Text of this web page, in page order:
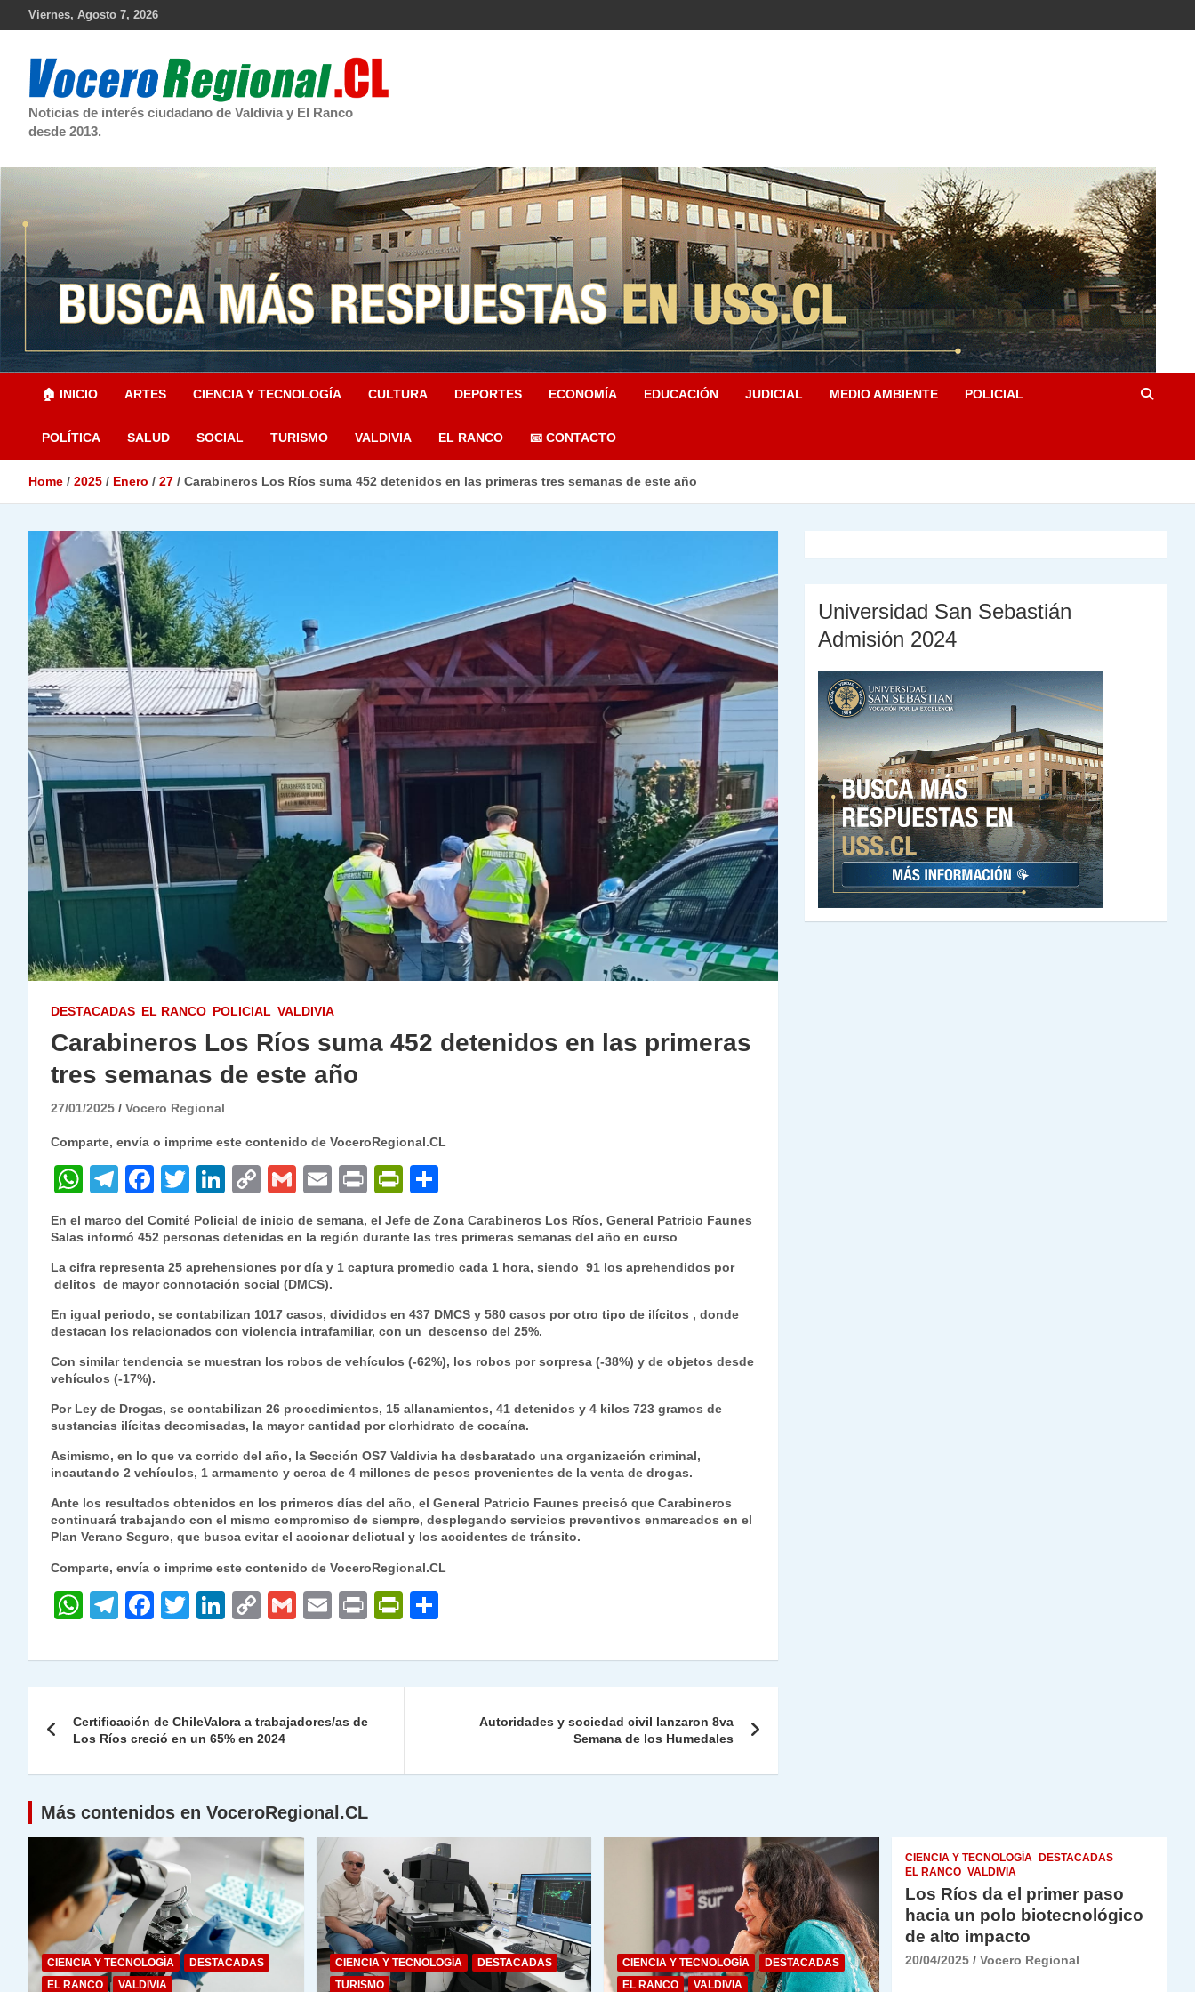
Viernes, Agosto 7, 2026
Noticias de interés ciudadano de Valdivia y El Ranco
desde 2013.
🏠 INICIO ARTES CIENCIA Y TECNOLOGÍA CULTURA DEPORTES ECONOMÍA EDUCACIÓN JUDICIAL MEDIO AMBIENTE POLICIAL
POLÍTICA SALUD SOCIAL TURISMO VALDIVIA EL RANCO 📧 CONTACTO
Home 2025 Enero 27 Carabineros Los Ríos suma 452 detenidos en las primeras tres semanas de este año
DESTACADAS EL RANCO POLICIAL VALDIVIA
Carabineros Los Ríos suma 452 detenidos en las primeras
tres semanas de este año
27/01/2025 Vocero Regional
Comparte, envía o imprime este contenido de VoceroRegional.CL
W
at
s
A
p
p
T
el
e
gr
a
m
F
a
c
e
b
o
k
T
w
itt
er
Li
n
k
e
dI
n
C
o
p
y
Li
n
k
G
m
ai
l
E
ai
l
P
ri
nt
P
ri
nt
Fr
n
dl
y
o
m
p
tir
En el marco del Comité Policial de inicio de semana, el Jefe de Zona Carabineros Los Ríos, General Patricio Faunes
Salas informó 452 personas detenidas en la región durante las tres primeras semanas del año en curso
La cifra representa 25 aprehensiones por día y 1 captura promedio cada 1 hora, siendo 91 los aprehendidos por
delitos de mayor connotación social (DMCS).
En igual periodo, se contabilizan 1017 casos, divididos en 437 DMCS y 580 casos por otro tipo de ilícitos , donde
destacan los relacionados con violencia intrafamiliar, con un descenso del 25%.
Con similar tendencia se muestran los robos de vehículos (-62%), los robos por sorpresa (-38%) y de objetos desde
vehículos (-17%).
Por Ley de Drogas, se contabilizan 26 procedimientos, 15 allanamientos, 41 detenidos y 4 kilos 723 gramos de
sustancias ilícitas decomisadas, la mayor cantidad por clorhidrato de cocaína.
Asimismo, en lo que va corrido del año, la Sección OS7 Valdivia ha desbaratado una organización criminal,
incautando 2 vehículos, 1 armamento y cerca de 4 millones de pesos provenientes de la venta de drogas.
Ante los resultados obtenidos en los primeros días del año, el General Patricio Faunes precisó que Carabineros
continuará trabajando con el mismo compromiso de siempre, desplegando servicios preventivos enmarcados en el
Plan Verano Seguro, que busca evitar el accionar delictual y los accidentes de tránsito.
Comparte, envía o imprime este contenido de VoceroRegional.CL
W
at
A
p
p
T
e
a
m
F
c
b
o
o
k
T
itt
Li
k
dI
n
C
p
Li
n
k
G
ai
E
ai
P
nt
P
nt
dl
m
de
entradas
Certificación de ChileValora a trabajadores/as de
Los Ríos creció en un 65% en 2024
Autoridades y sociedad civil lanzaron 8va
Semana de los Humedales
Universidad San Sebastián
Admisión 2024
Más contenidos en VoceroRegional.CL
CIENCIA Y TECNOLOGÍA
DESTACADAS
EL RANCO
VALDIVIA
CIENCIA Y TECNOLOGÍA
DESTACADAS
TURISMO
CIENCIA Y TECNOLOGÍA
DESTACADAS
EL RANCO
VALDIVIA
CIENCIA Y TECNOLOGÍA
DESTACADAS
EL RANCO VALDIVIA
Los Ríos da el primer paso
hacia un polo biotecnológico
de alto impacto
20/04/2025 Vocero Regional